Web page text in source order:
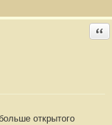
открытого